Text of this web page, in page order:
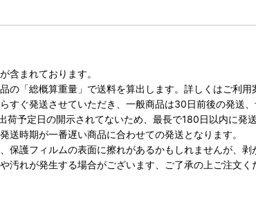
含まれております。
の「総概算重量」で送料を算出します。詳しくはご利用
すぐ発送させていただき、一般商品は30日前後の発
予定日の開示されてないため、最長で180日以内に発
時期が一番遅い商品に合わせての発送となります。
保護フィルムの表面に擦れがあるかもしれませんが、
汚れが発生する場合がございます、ご了承の上ご注文く